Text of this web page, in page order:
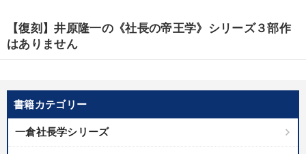
書籍カテゴリー
一倉社長学シリーズ
【復刻】井原隆一の《社長の帝王学》シリーズ３部作
はありません